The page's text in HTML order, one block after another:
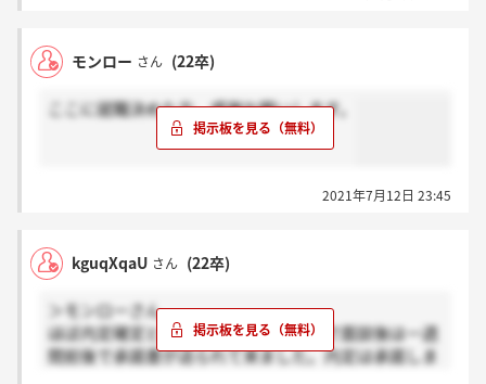
モンロー さん (22卒)
ここに就職決めた方、感謝お願いします。
2021年7月12日 23:45
kguqXqaU さん (22卒)
＞モンローさん
ほぼ内定確定との前提での話だったので面談後は一週
間前後で承諾書が送られて来ました。内定は承諾しま